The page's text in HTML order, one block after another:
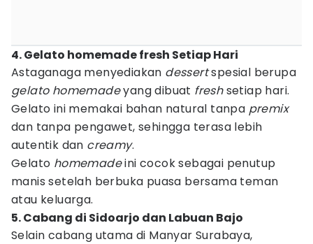
4. Gelato homemade fresh Setiap Hari
Astaganaga menyediakan dessertspesial berupa
gelato homemadeyang dibuat freshsetiap hari.
Gelato ini memakai bahan natural tanpa premix
dan tanpa pengawet, sehingga terasa lebih
autentik dan creamy.
Gelato homemadeini cocok sebagai penutup
manis setelah berbuka puasa bersama teman
atau keluarga.
5. Cabang di Sidoarjo dan Labuan Bajo
Selain cabang utama di Manyar Surabaya,